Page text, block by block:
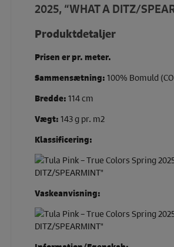
2025, “WHAT A DITZ/
Produktdetaljer
Prisen er pr. meter.
Sammensætning: 100% Bomuld
Bredde: 114 cm
Vægt: 143 g pr. m2
Klassificering:
Vaskeanvisning: